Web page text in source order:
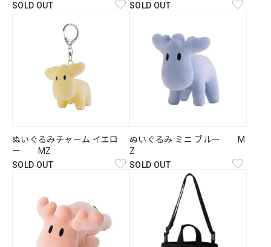
SOLD OUT
SOLD OUT
ぬいぐるみチャーム イエロ
ー MZ
SOLD OUT
ぬいぐるみ ミニ ブルー M
Z
SOLD OUT